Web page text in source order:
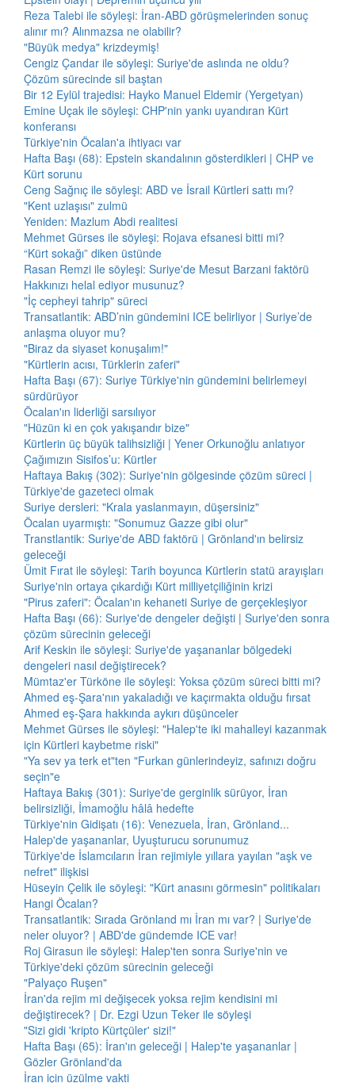
Reza Talebi ile söyleşi: İran-ABD görüşmelerinden sonuç
alınır mı? Alınmazsa ne olabilir?
"Büyük medya" krizdeymiş!
Cengiz Çandar ile söyleşi: Suriye'de aslında ne oldu?
Çözüm sürecinde sil baştan
Bir 12 Eylül trajedisi: Hayko Manuel Eldemir (Yergetyan)
Emine Uçak ile söyleşi: CHP'nin yankı uyandıran Kürt
konferansı
Türkiye'nin Öcalan'a ihtiyacı var
Hafta Başı (68): Epstein skandalının gösterdikleri | CHP ve
Kürt sorunu
Ceng Sağnıç ile söyleşi: ABD ve İsrail Kürtleri sattı mı?
"Kent uzlaşısı" zulmü
Yeniden: Mazlum Abdi realitesi
Mehmet Gürses ile söyleşi: Rojava efsanesi bitti mi?
“Kürt sokağı” diken üstünde
Rasan Remzi ile söyleşi: Suriye'de Mesut Barzani faktörü
Hakkınızı helal ediyor musunuz?
"İç cepheyi tahrip" süreci
Transatlantik: ABD’nin gündemini ICE belirliyor | Suriye’de
anlaşma oluyor mu?
"Biraz da siyaset konuşalım!"
"Kürtlerin acısı, Türklerin zaferi"
Hafta Başı (67): Suriye Türkiye'nin gündemini belirlemeyi
sürdürüyor
Öcalan'ın liderliği sarsılıyor
"Hüzün ki en çok yakışandır bize"
Kürtlerin üç büyük talihsizliği | Yener Orkunoğlu anlatıyor
Çağımızın Sisifos’u: Kürtler
Haftaya Bakış (302): Suriye'nin gölgesinde çözüm süreci |
Türkiye'de gazeteci olmak
Suriye dersleri: "Krala yaslanmayın, düşersiniz"
Öcalan uyarmıştı: "Sonumuz Gazze gibi olur"
Transtlantik: Suriye'de ABD faktörü | Grönland'ın belirsiz
geleceği
Ümit Fırat ile söyleşi: Tarih boyunca Kürtlerin statü arayışları
Suriye'nin ortaya çıkardığı Kürt milliyetçiliğinin krizi
"Pirus zaferi": Öcalan'ın kehaneti Suriye de gerçekleşiyor
Hafta Başı (66): Suriye'de dengeler değişti | Suriye'den sonra
çözüm sürecinin geleceği
Arif Keskin ile söyleşi: Suriye'de yaşananlar bölgedeki
dengeleri nasıl değiştirecek?
Mümtaz'er Türköne ile söyleşi: Yoksa çözüm süreci bitti mi?
Ahmed eş-Şara'nın yakaladığı ve kaçırmakta olduğu fırsat
Ahmed eş-Şara hakkında aykırı düşünceler
Mehmet Gürses ile söyleşi: "Halep'te iki mahalleyi kazanmak
için Kürtleri kaybetme riski"
"Ya sev ya terk et"ten "Furkan günlerindeyiz, safınızı doğru
seçin"e
Haftaya Bakış (301): Suriye'de gerginlik sürüyor, İran
belirsizliği, İmamoğlu hâlâ hedefte
Türkiye'nin Gidişatı (16): Venezuela, İran, Grönland...
Halep'de yaşananlar, Uyuşturucu sorunumuz
Türkiye'de İslamcıların İran rejimiyle yıllara yayılan "aşk ve
nefret" ilişkisi
Hüseyin Çelik ile söyleşi: "Kürt anasını görmesin" politikaları
Hangi Öcalan?
Transatlantik: Sırada Grönland mı İran mı var? | Suriye'de
neler oluyor? | ABD'de gündemde ICE var!
Roj Girasun ile söyleşi: Halep'ten sonra Suriye'nin ve
Türkiye'deki çözüm sürecinin geleceği
"Palyaço Ruşen"
İran'da rejim mi değişecek yoksa rejim kendisini mi
değiştirecek? | Dr. Ezgi Uzun Teker ile söyleşi
"Sizi gidi 'kripto Kürtçüler' sizi!"
Hafta Başı (65): İran'ın geleceği | Halep'te yaşananlar |
Gözler Grönland'da
İran için üzülme vakti